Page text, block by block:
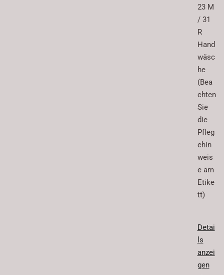
23 M
/ 31
R
Hand
wäsc
he
(Bea
chten
Sie
die
Pfleg
ehin
weis
e am
Etike
tt)
Detai
ls
anzei
gen